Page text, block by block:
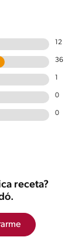
12
36
1
0
0
receta?